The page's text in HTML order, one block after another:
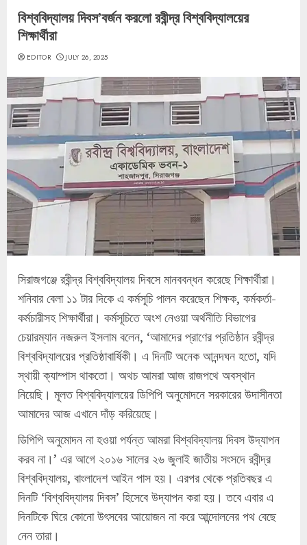
বিশ্ববিদ্যালয় দিবস’বর্জন করলো রবীন্দ্র বিশ্ববিদ্যালয়ের
শিক্ষার্থীরা
EDITOR JULY 26, 2025
সিরাজগঞ্জে রবীন্দ্র বিশ্ববিদ্যালয় দিবসে মানববন্ধন করেছে শিক্ষার্থীরা।
শনিবার বেলা ১১ টার দিকে এ কর্মসূচি পালন করেছেন শিক্ষক, কর্মকর্তা-
কর্মচারীসহ শিক্ষার্থীরা। কর্মসূচিতে অংশ নেওয়া অর্থনীতি বিভাগের
চেয়ারম্যান নজরুল ইসলাম বলেন, ‘আমাদের প্রাণের প্রতিষ্ঠান রবীন্দ্র
বিশ্ববিদ্যালয়ের প্রতিষ্ঠাবার্ষিকী। এ দিনটি অনেক আনন্দঘন হতো, যদি
স্থায়ী ক্যাম্পাস থাকতো। অথচ আমরা আজ রাজপথে অবস্থান
নিয়েছি। মূলত বিশ্ববিদ্যালয়ের ডিপিপি অনুমোদনে সরকারের উদাসীনতা
আমাদের আজ এখানে দাঁড় করিয়েছে।
ডিপিপি অনুমোদন না হওয়া পর্যন্ত আমরা বিশ্ববিদ্যালয় দিবস উদ্যাপন
করব না।’ এর আগে ২০১৬ সালের ২৬ জুলাই জাতীয় সংসদে রবীন্দ্র
বিশ্ববিদ্যালয়, বাংলাদেশ আইন পাস হয়। এরপর থেকে প্রতিবছর এ
দিনটি ‘বিশ্ববিদ্যালয় দিবস’ হিসেবে উদ্যাপন করা হয়। তবে এবার এ
দিনটিকে ঘিরে কোনো উৎসবের আয়োজন না করে আন্দোলনের পথ বেছে
নেন তারা।